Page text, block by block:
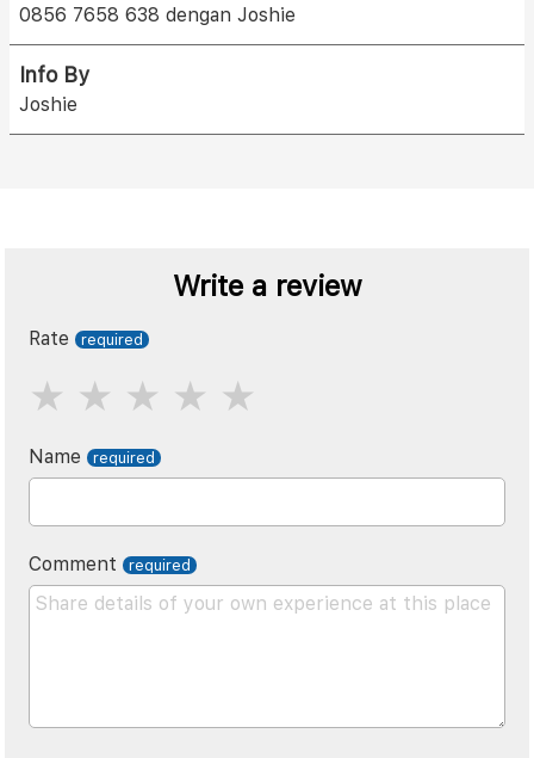
0856 7658 638 dengan Joshie
Info By
Joshie
Write a review
Rate
Name
Comment